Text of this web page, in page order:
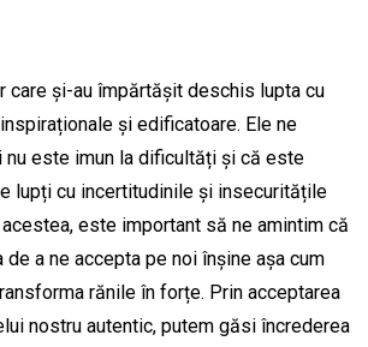
care și-au împărtășit deschis lupta cu
și edificatoare. Ele ne
nu este imun la dificultăți și că este
lupți cu incertitudinile și insecuritățile
este important să ne amintim că
a ne accepta pe noi înșine așa cum
rănile în forțe. Prin acceptarea
nostru autentic, putem găsi încrederea